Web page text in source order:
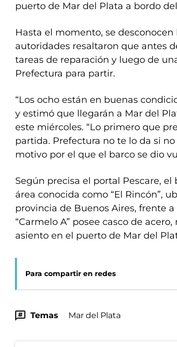
puerto de Mar del Plata a bordo del
Hasta el momento, se
autoridades resaltaron que antes
tareas de reparación y luego de
Prefectura para partir.
“Los ocho están en buenas
y estimó que llegarán a Mar del
este miércoles. “Lo primero que
partida. Prefectura no te lo da si
motivo por el que el barco se dio
Según precisa el portal Pescare,
área conocida como “El Rincón”,
provincia de Buenos Aires, frente
“Carmelo A” posee casco de
asiento en el puerto de Mar del
Para compartir en redes
Temas Mar del Plata